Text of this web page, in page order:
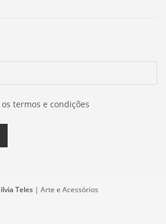
termos e condições
Teles| Arte e Acessórios